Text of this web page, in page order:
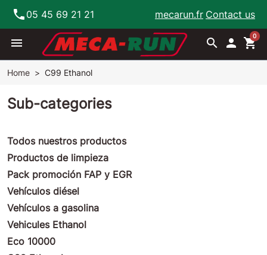
phone 05 45 69 21 21 mecarun.fr Contact us
menu search  shopping_cart
0
Home C99 Ethanol
Sub-categories
Todos nuestros productos
Productos de limpieza
Pack promoción FAP y EGR
Vehículos diésel
Vehículos a gasolina
Vehicules Ethanol
Eco 10000